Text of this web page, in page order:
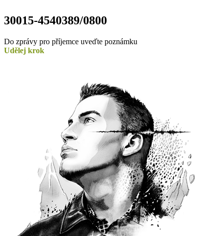
30015-4540389/0800
Do zprávy pro příjemce uveďte poznámku
Udělej krok